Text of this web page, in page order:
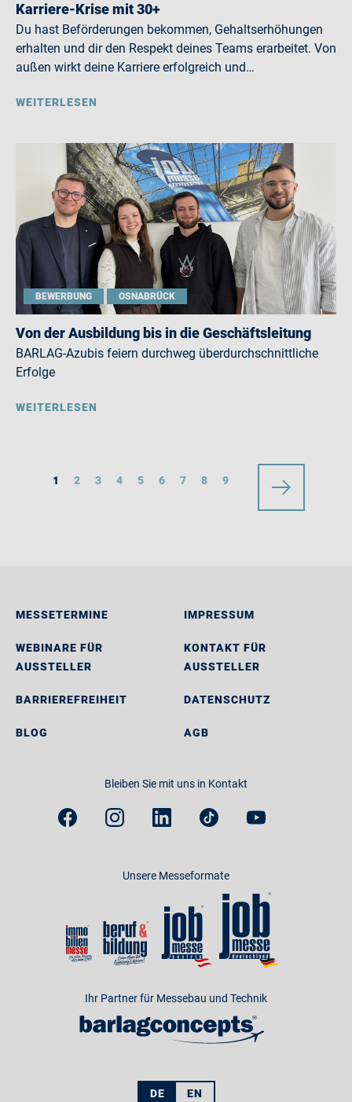
Karriere-Krise mit 30+
Du hast Beförderungen bekommen, Gehaltserhöhungen
erhalten und dir den Respekt deines Teams erarbeitet. Von
außen wirkt deine Karriere erfolgreich und…
WEITERLESEN
BEWERBUNG OSNABRÜCK
Von der Ausbildung bis in die Geschäftsleitung
BARLAG-Azubis feiern durchweg überdurchschnittliche
Erfolge
WEITERLESEN
1 2 3 4 5 6 7 8 9
MESSETERMINE
WEBINARE FÜR
AUSSTELLER
BARRIEREFREIHEIT
BLOG
IMPRESSUM
KONTAKT FÜR
AUSSTELLER
DATENSCHUTZ
AGB
Bleiben Sie mit uns in Kontakt
Unsere Messeformate
Ihr Partner für Messebau und Technik
DE EN